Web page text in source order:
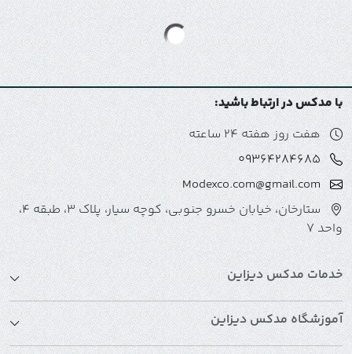
با مدکس در ارتباط باشید:
هفت روز هفته 24 ساعته
09364284685
Modexco.com@gmail.com
ستارخان، خیابان خسرو جنوبی، کوچه سیار، پلاک 3، طبقه 4،
واحد 7
خدمات مدکس دیزاین
آموزشگاه مدکس دیزاین